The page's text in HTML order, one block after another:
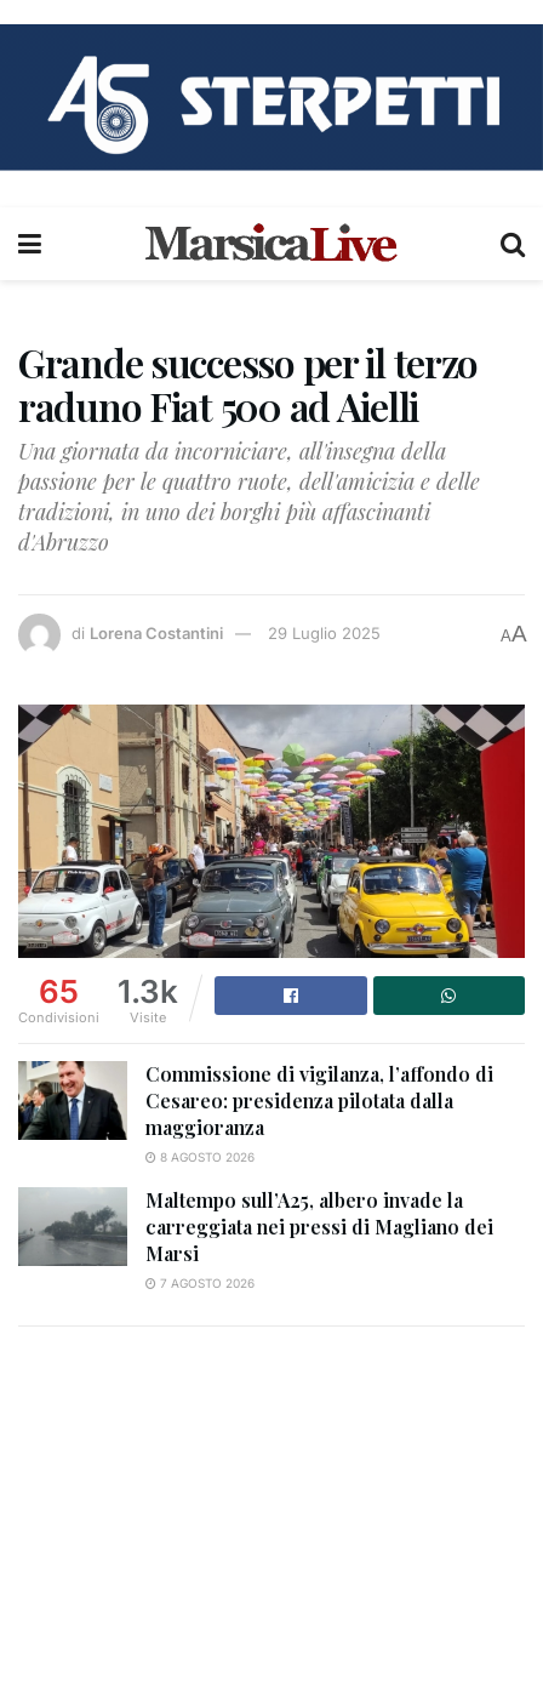
Grande successo per il terzo
raduno Fiat 500 ad Aielli
Una giornata da incorniciare, all'insegna della
passione per le quattro ruote, dell'amicizia e delle
tradizioni, in uno dei borghi più affascinanti
d'Abruzzo
di Lorena Costantini 29 Luglio 2025 AA
65
Condivisioni
1.3k
Visite
Commissione di vigilanza, l’affondo di
Cesareo: presidenza pilotata dalla
maggioranza
8 AGOSTO 2026
Maltempo sull’A25, albero invade la
carreggiata nei pressi di Magliano dei
Marsi
7 AGOSTO 2026